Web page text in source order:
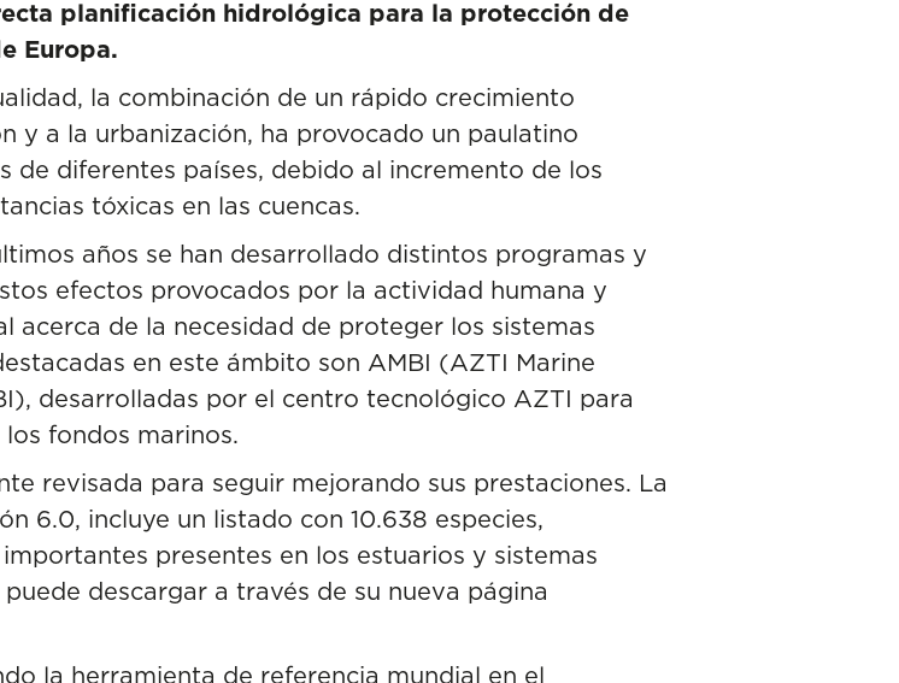
planificación hidrológica para la protección de
Europa.
la combinación de un rápido crecimiento
y a la urbanización, ha provocado un paulatino
de diferentes países, debido al incremento de los
tóxicas en las cuencas.
años se han desarrollado distintos programas y
efectos provocados por la actividad humana y
acerca de la necesidad de proteger los sistemas
en este ámbito son AMBI (AZTI Marine
desarrolladas por el centro tecnológico AZTI para
fondos marinos.
revisada para seguir mejorando sus prestaciones. La
6.0, incluye un listado con 10.638 especies,
presentes en los estuarios y sistemas
descargar a través de su nueva página
la herramienta de referencia mundial en el